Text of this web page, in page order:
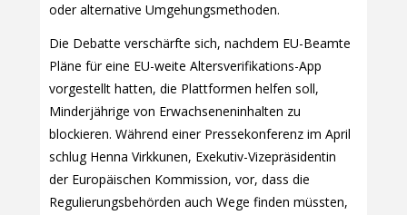
oder alternative Umgehungsmethoden.
Die Debatte verschärfte sich, nachdem EU-Beamte
Pläne für eine EU-weite Altersverifikations-App
vorgestellt hatten, die Plattformen helfen soll,
Minderjährige von Erwachseneninhalten zu
blockieren. Während einer Pressekonferenz im April
schlug Henna Virkkunen, Exekutiv-Vizepräsidentin
der Europäischen Kommission, vor, dass die
Regulierungsbehörden auch Wege finden müssten,